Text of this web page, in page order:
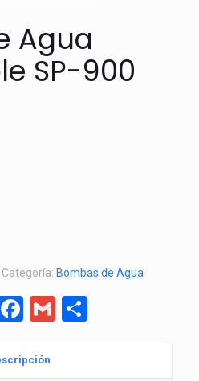
Agua
SP-900
Categoría: Bombas de Agua
Facebook
Gmail